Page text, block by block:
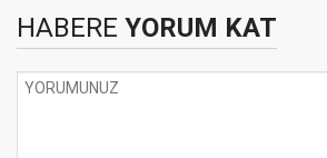
HABERE YORUM KAT